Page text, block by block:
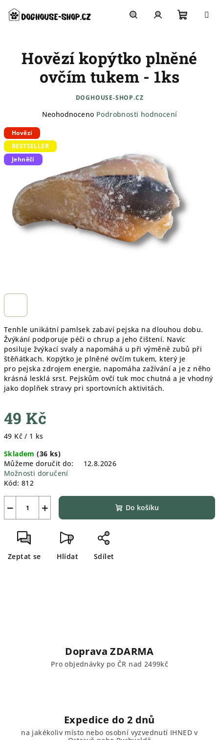
obsah
košík
Tenhle unikátní pamlsek zabaví pejska na dlouhou dobu.
Žvýkání podporuje péči o chrup a jeho čištení. Navíc
posiluje žvýkací svaly a napomáhá u při výměně zubů při
štěňátkach. Kopýtko je plněné ovčím tukem, který je
pro pejska zdrojem energie, napomáha zažívání a je z něho
krásná lesklá srst. Pejskům ovčí tuk moc chutná a je vhodný
jako doplňek stravy pri sportovních aktivitách.
49 Kč
Měrná
49 Kč / 1 ks
Skladem(36 ks)
Můžeme doručit do:
12.8.2026
Možnosti doručení
Kód: 812
+
− Do košíku
Zeptat se Hlídat Sdílet
Hovězí kopýtko plněné
ovčím tukem - 1ks
DOGHOUSE-SHOP.CZ
Průměrné
je
0,0
z
hvězdiček.
Neohodnoceno Podrobnosti hodnocení
Hovězí
BESTSELLER
Jehněčí
Doprava ZDARMA
Pro objednávky po ČR nad 2499kč
Expedice do 2 dnů
na jakékoliv místo nebo osobní vyzvednutí IHNED v